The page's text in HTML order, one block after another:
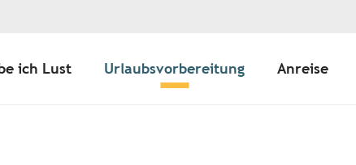
ich Lust Urlaubsvorbereitung Anreise